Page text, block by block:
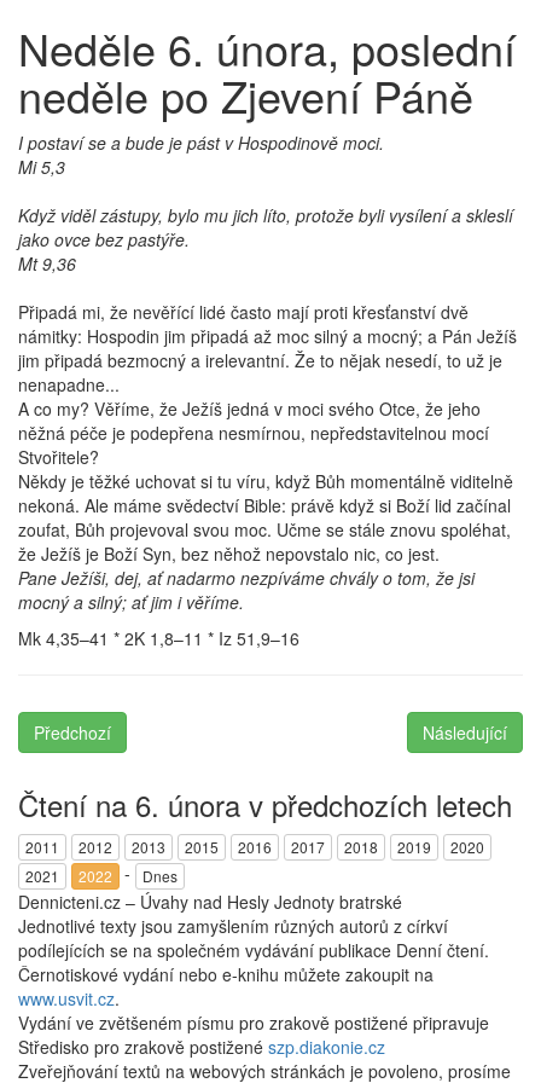
Neděle 6. února, poslední
neděle po Zjevení Páně
I postaví se a bude je pást v Hospodinově moci.
Mi 5,3
Když viděl zástupy, bylo mu jich líto, protože byli vysílení a skleslí
jako ovce bez pastýře.
Mt 9,36
Připadá mi, že nevěřící lidé často mají proti křesťanství dvě
námitky: Hospodin jim připadá až moc silný a mocný; a Pán Ježíš
jim připadá bezmocný a irelevantní. Že to nějak nesedí, to už je
nenapadne...
A co my? Věříme, že Ježíš jedná v moci svého Otce, že jeho
něžná péče je podepřena nesmírnou, nepředstavitelnou mocí
Stvořitele?
Někdy je těžké uchovat si tu víru, když Bůh momentálně viditelně
nekoná. Ale máme svědectví Bible: právě když si Boží lid začínal
zoufat, Bůh projevoval svou moc. Učme se stále znovu spoléhat,
že Ježíš je Boží Syn, bez něhož nepovstalo nic, co jest.
Pane Ježíši, dej, ať nadarmo nezpíváme chvály o tom, že jsi
mocný a silný; ať jim i věříme.
Mk 4,35–41 * 2K 1,8–11 * Iz 51,9–16
Předchozí Následující
Čtení na 6. února v předchozích letech
2011 2012 2013 2015 2016 2017 2018 2019
2020
2021
2022 - Dnes
Dennicteni.cz – Úvahy nad Hesly Jednoty bratrské
Jednotlivé texty jsou zamyšlením různých autorů z církví
podílejících se na společném vydávání publikace Denní čtení.
Černotiskové vydání nebo e-knihu můžete zakoupit na
www.usvit.cz.
Vydání ve zvětšeném písmu pro zrakově postižené připravuje
Středisko pro zrakově postižené szp.diakonie.cz
Zveřejňování textů na webových stránkách je povoleno, prosíme